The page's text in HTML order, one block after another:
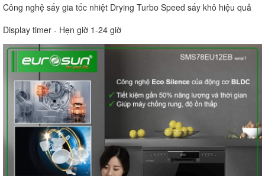
Công nghệ sấy gia tốc nhiệt Drying Turbo Speed sấy khô hiệu quả
Display timer - Hẹn giờ 1-24 giờ